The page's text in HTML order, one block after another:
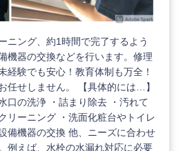
ニング、約1時間で完了するよう
機器の交換などを行います。修理
経験でも安心！教育体制も万全！
任せしません。 【具体的には…】
口の洗浄 ・詰まり除去 ・汚れて
リーニング ・洗面化粧台やトイレ
備機器の交換 他、ニーズに合わせ
例えば、水栓の水漏れ対応に必要